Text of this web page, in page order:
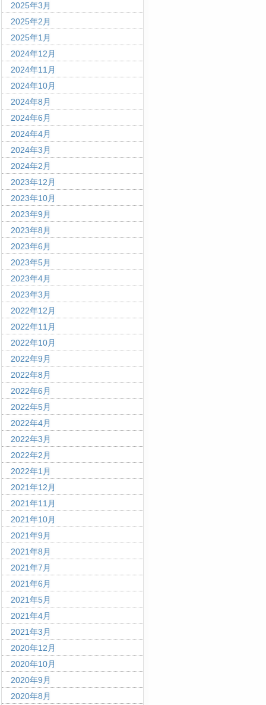
2025年3月
2025年2月
2025年1月
2024年12月
2024年11月
2024年10月
2024年8月
2024年6月
2024年4月
2024年3月
2024年2月
2023年12月
2023年10月
2023年9月
2023年8月
2023年6月
2023年5月
2023年4月
2023年3月
2022年12月
2022年11月
2022年10月
2022年9月
2022年8月
2022年6月
2022年5月
2022年4月
2022年3月
2022年2月
2022年1月
2021年12月
2021年11月
2021年10月
2021年9月
2021年8月
2021年7月
2021年6月
2021年5月
2021年4月
2021年3月
2020年12月
2020年10月
2020年9月
2020年8月